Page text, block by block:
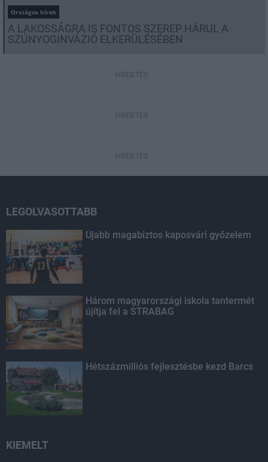
Országos hírek
A LAKOSSÁGRA IS FONTOS SZEREP HÁRUL A
SZÚNYOGINVÁZIÓ ELKERÜLÉSÉBEN
HÍRDETÉS
HÍRDETÉS
HÍRDETÉS
LEGOLVASOTTABB
Újabb magabiztos kaposvári győzelem
Három magyarországi iskola tantermét
újítja fel a STRABAG
Hétszázmilliós fejlesztésbe kezd Barcs
KIEMELT